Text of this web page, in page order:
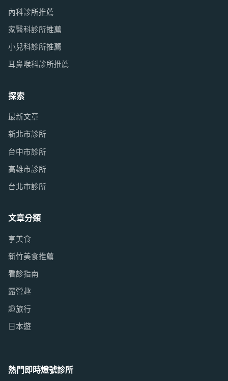
內科診所推薦
家醫科診所推薦
小兒科診所推薦
耳鼻喉科診所推薦
探索
最新文章
新北市診所
台中市診所
高雄市診所
台北市診所
文章分類
享美食
新竹美食推薦
看診指南
露營趣
趣旅行
日本遊
熱門即時燈號診所